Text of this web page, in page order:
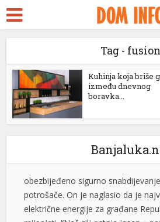
Escort
Seks
panel
panel
Tag - fusion
Kuhinja koja briše
između dnevnog
boravka...
Stevandić: Male opštine rađaju
da ulažemo u njihov razvoj
Predsjednik Ujedinjene Srpske dr